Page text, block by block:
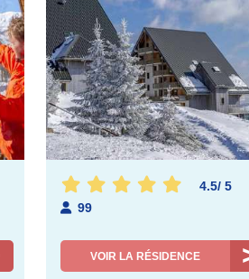
4.5/ 5
99
VOIR LA RÉSIDENCE